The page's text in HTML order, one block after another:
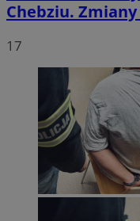
Chebziu.
17